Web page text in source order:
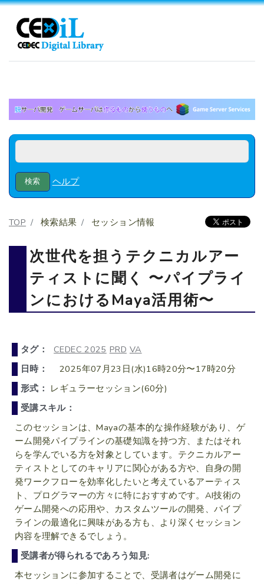
ヘルプ
TOP 検索結果 セッション情報
次世代を担うテクニカルアー
ティストに聞く 〜パイプライ
ンにおけるMaya活用術〜
タグ： CEDEC 2025 PRD VA
日時：
2025年07月23日(水)16時20分〜17時20分
形式： レギュラーセッション(60分)
受講スキル：
このセッションは、Mayaの基本的な操作経験があり、ゲ
ーム開発パイプラインの基礎知識を持つ方、またはそれ
らを学んでいる方を対象としています。テクニカルアー
ティストとしてのキャリアに関心がある方や、自身の開
発ワークフローを効率化したいと考えているアーティス
ト、プログラマーの方々に特におすすめです。AI技術の
ゲーム開発への応用や、カスタムツールの開発、パイプ
ラインの最適化に興味がある方も、より深くセッション
内容を理解できるでしょう。
受講者が得られるであろう知見:
本セッションに参加することで、受講者はゲーム開発に